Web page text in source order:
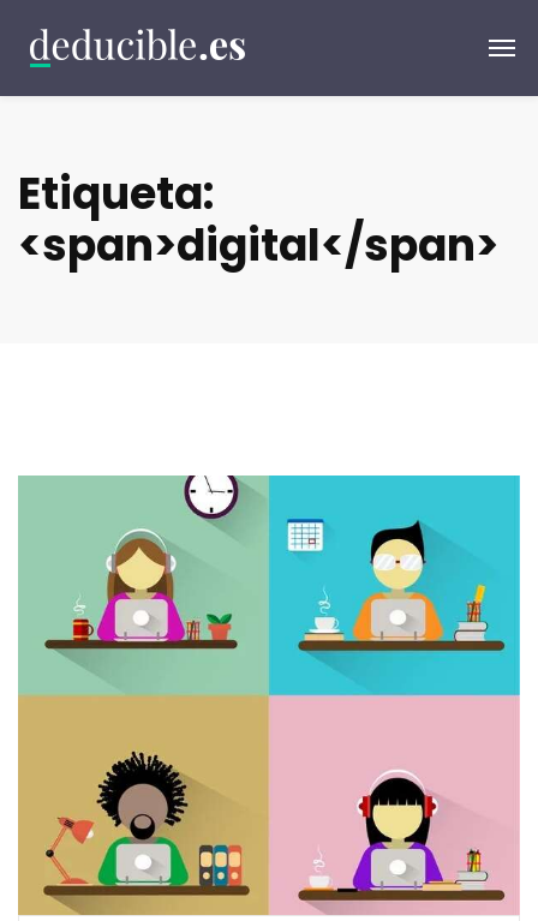
Etiqueta:
<span>digital</span>